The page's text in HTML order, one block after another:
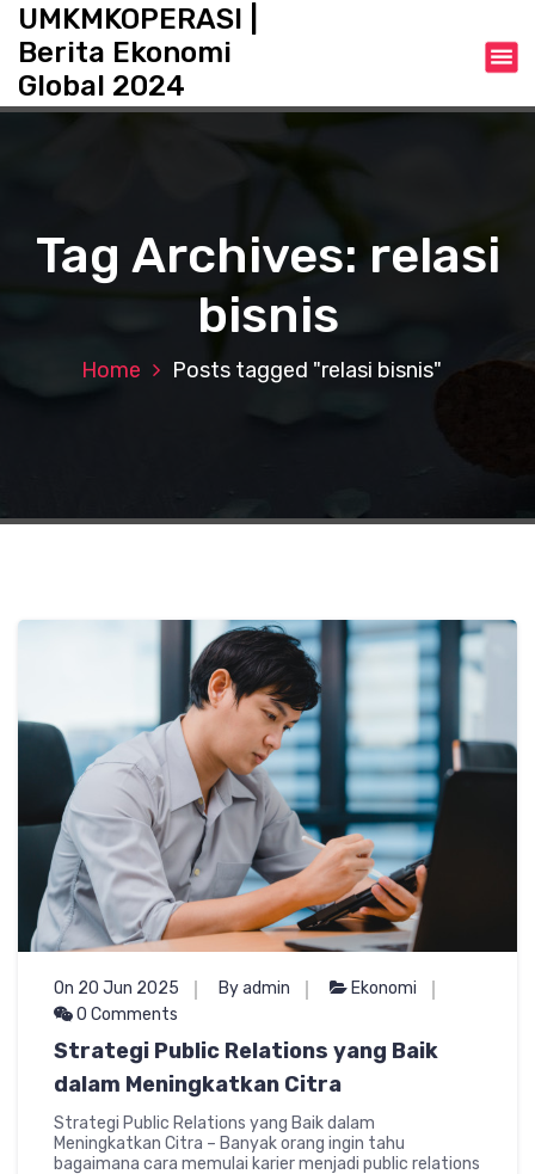
t
UMKMKOPERASI |
Berita Ekonomi
Global 2024
Tag Archives: relasi
bisnis
Home Posts tagged "relasi bisnis"
On 20 Jun 2025 By admin
Ekonomi
0 Comments
Strategi Public Relations yang Baik
dalam Meningkatkan Citra
Strategi Public Relations yang Baik dalam
Meningkatkan Citra – Banyak orang ingin tahu
bagaimana cara memulai karier menjadi public relations